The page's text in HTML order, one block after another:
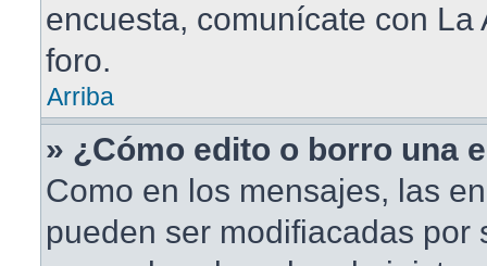
encuesta, comunícate con La
foro.
Arriba
» ¿Cómo edito o borro una
Como en los mensajes, las
pueden ser modifiacadas por